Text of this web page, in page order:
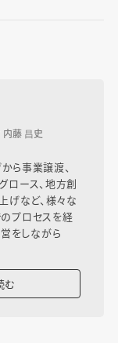
内藤 昌史
ら事業譲渡、
ロース、地方創
げなど、様々な
プロセスを経
をしながら
む